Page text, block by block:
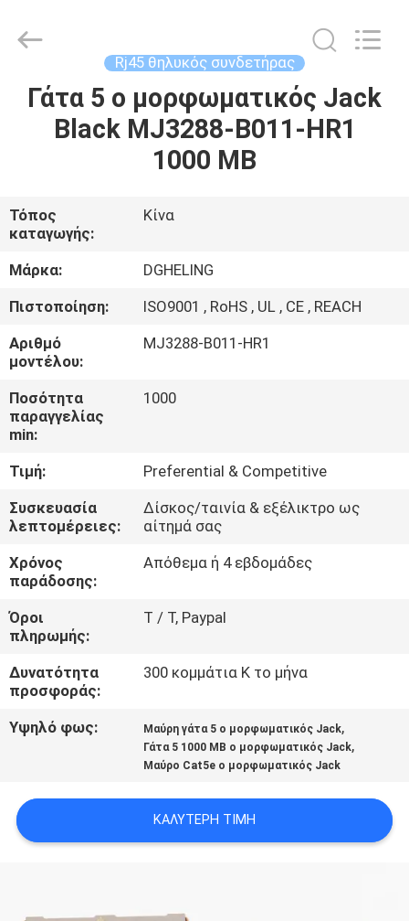
ΣΠΊΤΙ
ΠΕΡΊΠΟΥ
ΕΜΕΊΣ
ΓΎΡΟΣ
ΕΡΓΟΣΤΑΣΊΩΝ
ΠΟΙΟΤΙΚΌΣ
ΈΛΕΓΧΟΣ
ΜΑΣ
ΕΛΆΤΕ
ΕΠΑΦΉ
ΜΕ
ΖΗΤΉΣΤΕ
ΈΝΑ
ΑΠΌΣΠΑΣΜΑ
ΠΟΛΙΤΙΚΉ
Rights
Rj45 θηλυκός συνδετήρας
Γάτα 5 ο μορφωματικός Jack
Black MJ3288-B011-HR1
1000 ΜΒ
Τόπος
καταγωγής:
Κίνα
Μάρκα:
DGHELING
Πιστοποίηση:
ISO9001 , RoHS , UL , CE , REACH
Αριθμό
μοντέλου:
MJ3288-B011-HR1
Ποσότητα
παραγγελίας
min:
1000
Τιμή:
Preferential & Competitive
Συσκευασία
λεπτομέρειες:
Δίσκος/ταινία & εξέλικτρο ως
αίτημά σας
Χρόνος
παράδοσης:
Απόθεμα ή 4 εβδομάδες
Όροι
πληρωμής:
T / Τ, Paypal
Δυνατότητα
προσφοράς:
300 κομμάτια Κ το μήνα
Υψηλό φως: Μαύρη γάτα 5 ο μορφωματικός Jack,
Γάτα 5 1000 ΜΒ ο μορφωματικός Jack,
Μαύρο Cat5e ο μορφωματικός Jack
ΚΑΛΎΤΕΡΗ ΤΙΜΉ